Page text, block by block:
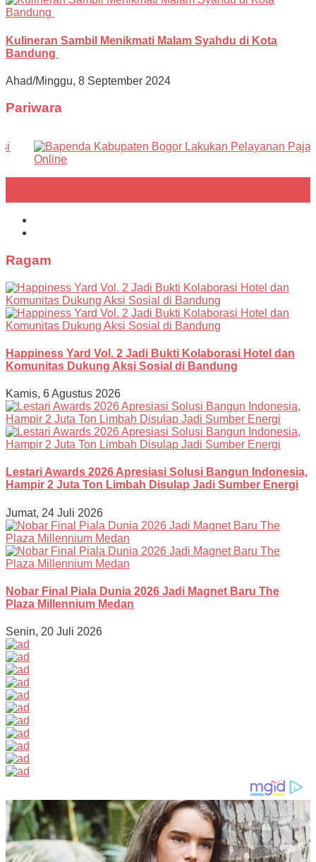
Kulineran Sambil Menikmati Malam Syahdu di Kota
Bandung
Ahad/Minggu, 8 September 2024
Pariwara
Ragam
Happiness Yard Vol. 2 Jadi Bukti Kolaborasi Hotel dan
Komunitas Dukung Aksi Sosial di Bandung
Kamis, 6 Agustus 2026
Lestari Awards 2026 Apresiasi Solusi Bangun Indonesia,
Hampir 2 Juta Ton Limbah Disulap Jadi Sumber Energi
Jumat, 24 Juli 2026
Nobar Final Piala Dunia 2026 Jadi Magnet Baru The
Plaza Millennium Medan
Senin, 20 Juli 2026